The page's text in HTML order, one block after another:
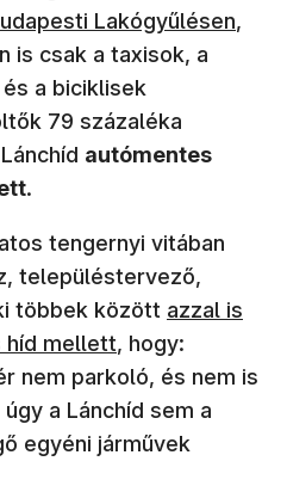
nyílik meg)Lakógyűlésen,
is csak a taxisok, a
a biciklisek
79 százaléka
autómentes
.
tengernyi vitában
településtervező,
többek között (új
azzal is
híd mellett, hogy:
nem parkoló, és nem is
a Lánchíd sem a
egyéni járművek